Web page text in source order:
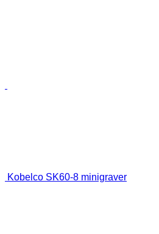
Kobelco SK60-8 minigraver